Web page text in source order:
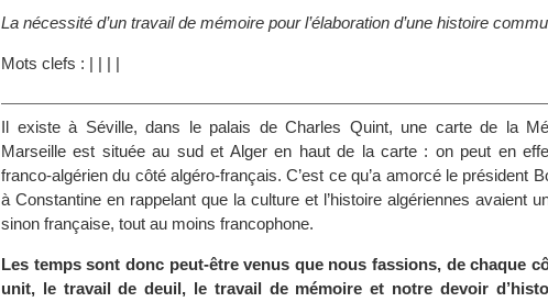
La nécessité d’un travail de mémoire pour l’élaboration d’une histoire
Mots clefs : | | | |
Il existe à Séville, dans le palais de Charles Quint, une carte de la
Marseille est située au sud et Alger en haut de la carte : on peut en
franco-algérien du côté algéro-français. C’est ce qu’a amorcé le président
à Constantine en rappelant que la culture et l’histoire algériennes avaient
sinon française, tout au moins francophone.
Les temps sont donc peut-être venus que nous fassions, de chaque
unit, le travail de deuil, le travail de mémoire et notre devoir